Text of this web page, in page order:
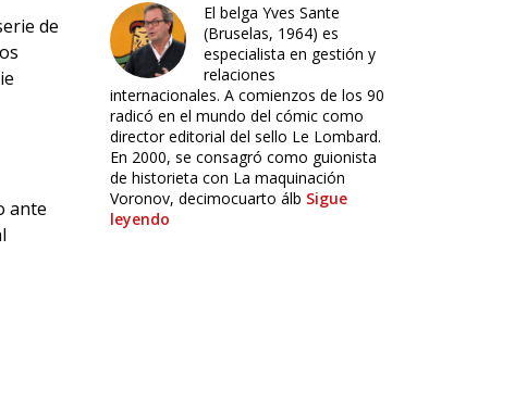
de
ante
El belga Yves Sante
(Bruselas, 1964) es
especialista en gestión y
relaciones
internacionales. A comienzos de los 90
radicó en el mundo del cómic como
director editorial del sello Le Lombard.
En 2000, se consagró como guionista
de historieta con La maquinación
Voronov, decimocuarto álb Sigue
leyendo